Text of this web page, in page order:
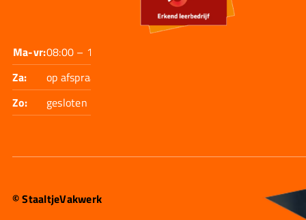
Ma-vr:08:00 – 17:30
Za:
op afspraak
Zo:
gesloten
© StaaltjeVakwerk